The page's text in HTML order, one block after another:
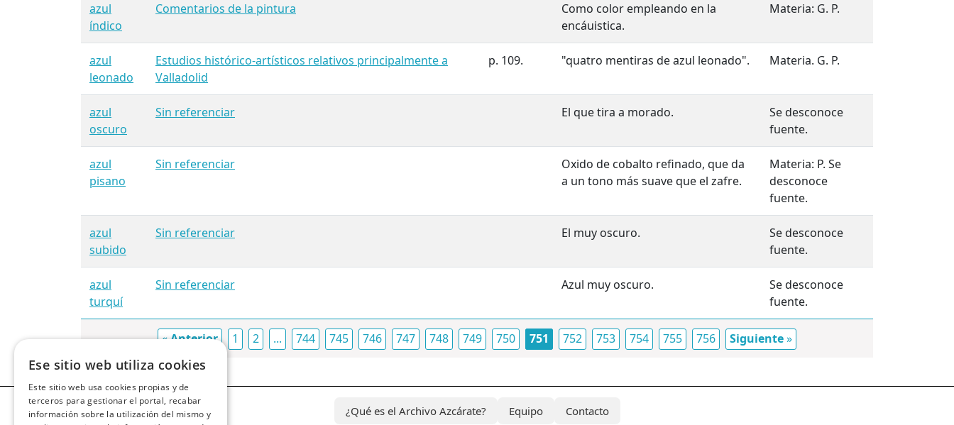
azul
índico
Comentarios de la pintura
Como color empleando en la
encáuistica.
Materia: G. P.
azul
leonado
Estudios histórico-artísticos relativos principalmente a
Valladolid
p. 109. "quatro mentiras de azul leonado". Materia. G. P.
azul
oscuro
Sin referenciar El que tira a morado.
Se desconoce
fuente.
azul
pisano
Sin referenciar
Oxido de cobalto refinado, que da
a un tono más suave que el zafre.
Materia: P. Se
desconoce
fuente.
azul
subido
Sin referenciar El muy oscuro.
Se desconoce
fuente.
azul
turquí
Sin referenciar Azul muy oscuro.
Se desconoce
fuente.
«Anterior 1 2 ... 744 745 746 747 748 749 750 751 752 753 754 755 756 Siguiente»
¿Qué es el Archivo Azcárate? Equipo Contacto
Ese sitio web utiliza cookies
Este sitio web usa cookies propias y de
terceros para gestionar el portal, recabar
información sobre la utilización del mismo y